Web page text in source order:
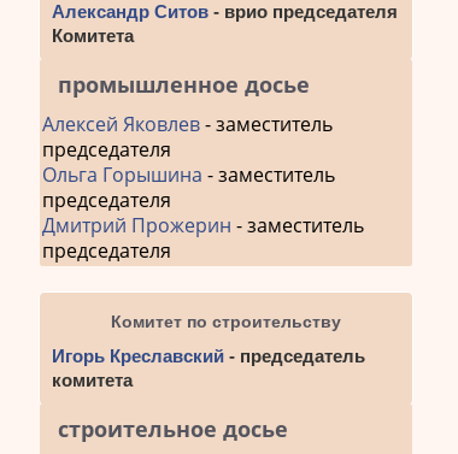
Александр Ситов - врио председателя
Комитета
промышленное досье
Алексей Яковлев- заместитель
председателя
Ольга Горышина - заместитель
председателя
Дмитрий Прожерин - заместитель
председателя
Комитет по строительству
Игорь Креславский - председатель
комитета
строительное досье